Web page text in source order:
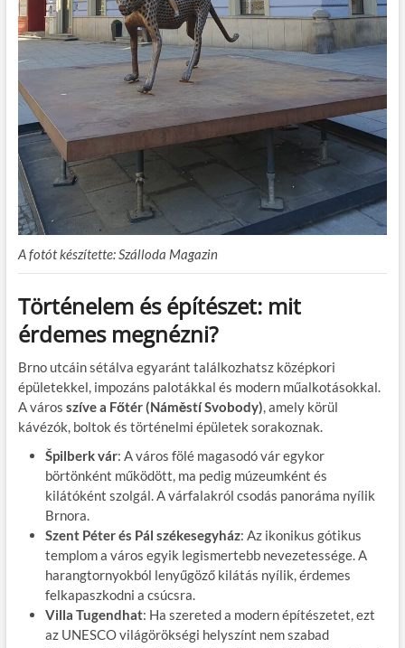
A fotót készítette: Szálloda Magazin
Történelem és építészet: mit
érdemes megnézni?
Brno utcáin sétálva egyaránt találkozhatsz középkori
épületekkel, impozáns palotákkal és modern műalkotásokkal.
A város szíve a Főtér (Náměstí Svobody), amely körül
kávézók, boltok és történelmi épületek sorakoznak.
Špilberk vár: A város fölé magasodó vár egykor
börtönként működött, ma pedig múzeumként és
kilátóként szolgál. A várfalakról csodás panoráma nyílik
Brnora.
Szent Péter és Pál székesegyház: Az ikonikus gótikus
templom a város egyik legismertebb nevezetessége. A
harangtornyokból lenyűgöző kilátás nyílik, érdemes
felkapaszkodni a csúcsra.
Villa Tugendhat: Ha szereted a modern építészetet, ezt
az UNESCO világörökségi helyszínt nem szabad